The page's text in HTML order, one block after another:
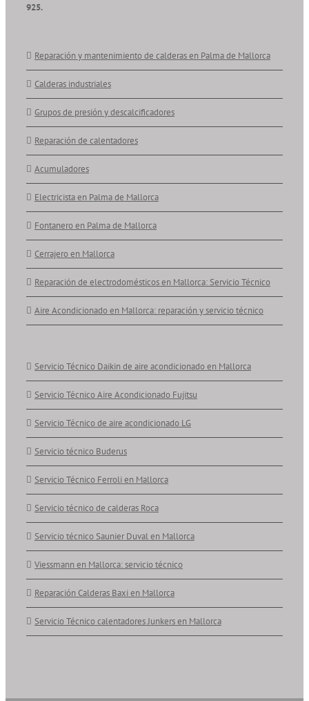
925.
Reparación y mantenimiento de calderas en Palma de Mallorca
Calderas industriales
Grupos de presión y descalcificadores
Reparación de calentadores
Acumuladores
Electricista en Palma de Mallorca
Fontanero en Palma de Mallorca
Cerrajero en Mallorca
Reparación de electrodomésticos en Mallorca: Servicio Técnico
Aire Acondicionado en Mallorca: reparación y servicio técnico
Servicio Técnico Daikin de aire acondicionado en Mallorca
Servicio Técnico Aire Acondicionado Fujitsu
Servicio Técnico de aire acondicionado LG
Servicio técnico Buderus
Servicio Técnico Ferroli en Mallorca
Servicio técnico de calderas Roca
Servicio técnico Saunier Duval en Mallorca
Viessmann en Mallorca: servicio técnico
Reparación Calderas Baxi en Mallorca
Servicio Técnico calentadores Junkers en Mallorca